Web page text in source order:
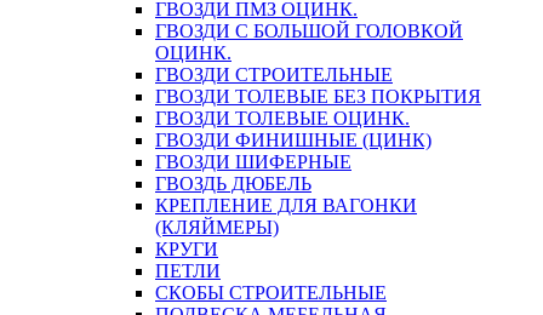
ГВОЗДИ ПМЗ ОЦИНК.
ГВОЗДИ С БОЛЬШОЙ ГОЛОВКОЙ
ОЦИНК.
ГВОЗДИ СТРОИТЕЛЬНЫЕ
ГВОЗДИ ТОЛЕВЫЕ БЕЗ ПОКРЫТИЯ
ГВОЗДИ ТОЛЕВЫЕ ОЦИНК.
ГВОЗДИ ФИНИШНЫЕ (ЦИНК)
ГВОЗДИ ШИФЕРНЫЕ
ГВОЗДЬ ДЮБЕЛЬ
КРЕПЛЕНИЕ ДЛЯ ВАГОНКИ
(КЛЯЙМЕРЫ)
КРУГИ
ПЕТЛИ
СКОБЫ СТРОИТЕЛЬНЫЕ